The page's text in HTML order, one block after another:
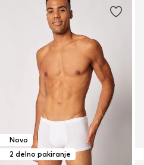
Novo
2 delno pakiranje